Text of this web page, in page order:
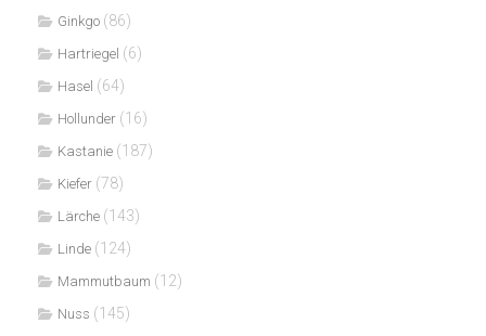
Ginkgo (86)
Hartriegel (6)
Hasel (64)
Hollunder (16)
Kastanie (187)
Kiefer (78)
Lärche (143)
Linde (124)
Mammutbaum (12)
Nuss (145)